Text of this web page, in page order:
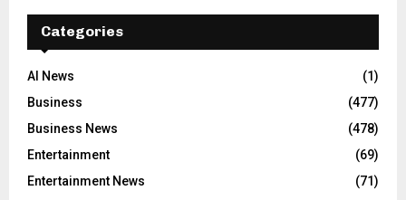
Categories
AI News
(1)
Business
(477)
Business News
(478)
Entertainment
(69)
Entertainment News
(71)